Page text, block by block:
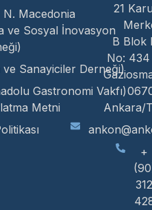
Macedonia
ve Sosyal İnovasyon
ve Sanayiciler Derneği)
Gastronomi Vakfı)
Metni
21
B Blok
No: 434
Ankara/
+